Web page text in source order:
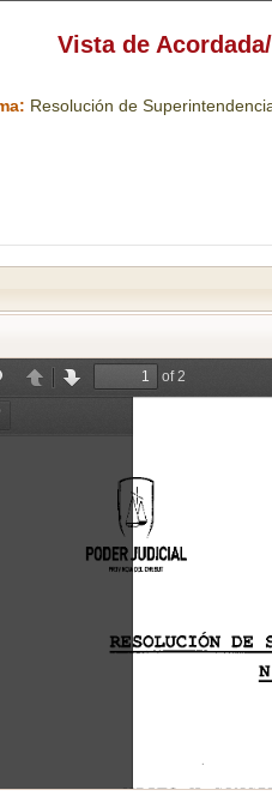
Centro de
Vista de
Resolución de